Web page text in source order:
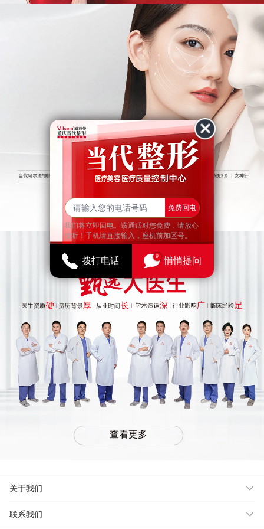
查看更多
查看更多
关于我们
联系我们
免费回电
我们将立即回电。该通话对您免费，请放心
接听！手机请直接输入，座机前加区号。
拨打电话 9 悄悄提问